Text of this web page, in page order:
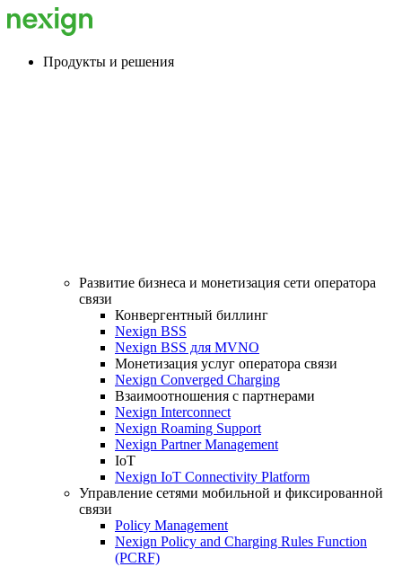
Продукты и решения
Развитие бизнеса и монетизация сети оператора
связи
Конвергентный биллинг
Nexign BSS
Nexign BSS для MVNO
Монетизация услуг оператора связи
Nexign Converged Charging
Взаимоотношения с партнерами
Nexign Interconnect
Nexign Roaming Support
Nexign Partner Management
IoT
Nexign IoT Connectivity Platform
Управление сетями мобильной и фиксированной
связи
Policy Management
Nexign Policy and Charging Rules Function
(PCRF)